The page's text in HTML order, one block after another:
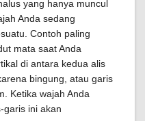
yang hanya muncul
Anda sedang
Contoh paling
mata saat Anda
di antara kedua alis
bingung, atau garis
Ketika wajah Anda
garis ini akan